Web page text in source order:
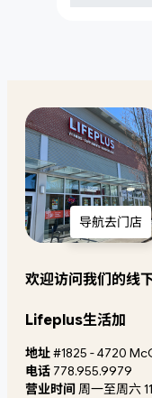
导航去门店
欢迎访问我们的线下
Lifeplus生活加
地址#1825 - 4720
电话 778.955.9979
营业时间 周一至周六